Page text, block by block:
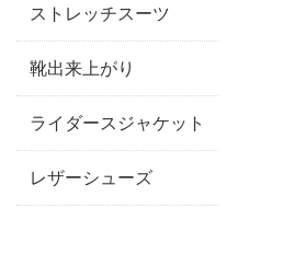
ストレッチスーツ
靴出来上がり
ライダースジャケット
レザーシューズ